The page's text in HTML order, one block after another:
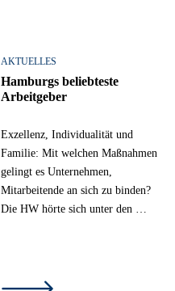
AKTUELLES
Hamburgs beliebteste
Arbeitgeber
Exzellenz, Individualität und
Familie: Mit welchen Maßnahmen
gelingt es Unternehmen,
Mitarbeitende an sich zu binden?
Die HW hörte sich unter den …